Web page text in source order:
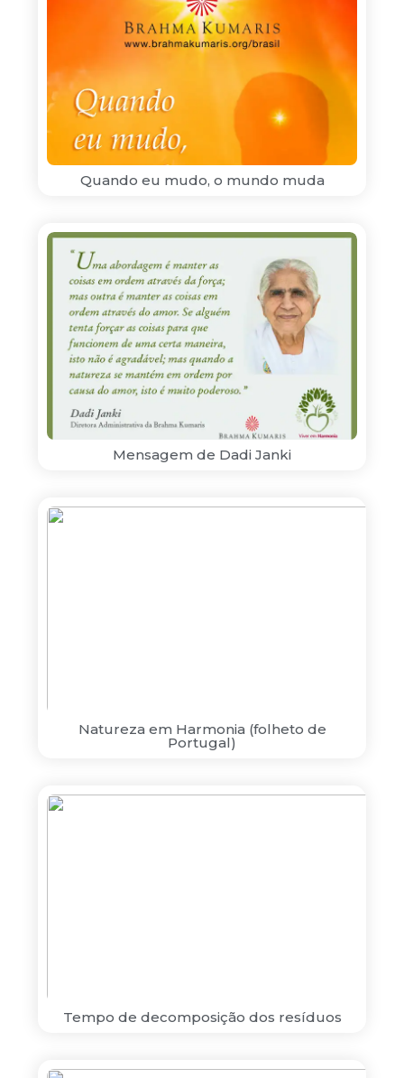
Quando eu mudo, o mundo muda
Mensagem de Dadi Janki
Natureza em Harmonia (folheto de
Portugal)
Tempo de decomposição dos resíduos